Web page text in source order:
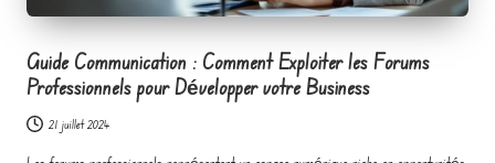
Guide Communication : Comment Exploiter les Forums
Professionnels pour Développer votre Business
21 juillet 2024